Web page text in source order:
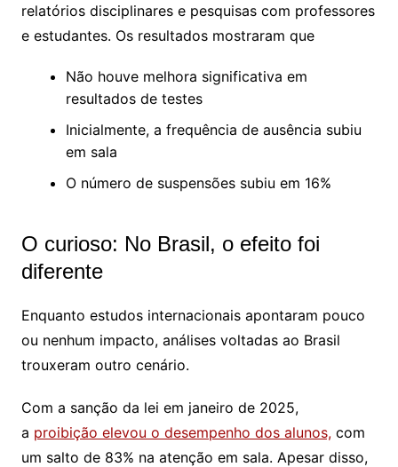
relatórios disciplinares e pesquisas com professores
e estudantes. Os resultados mostraram que
Não houve melhora significativa em
resultados de testes
Inicialmente, a frequência de ausência subiu
em sala
O número de suspensões subiu em 16%
O curioso: No Brasil, o efeito foi
diferente
Enquanto estudos internacionais apontaram pouco
ou nenhum impacto, análises voltadas ao Brasil
trouxeram outro cenário.
Com a sanção da lei em janeiro de 2025,
a proibição elevou o desempenho dos alunos,com
um salto de 83% na atenção em sala. Apesar disso,